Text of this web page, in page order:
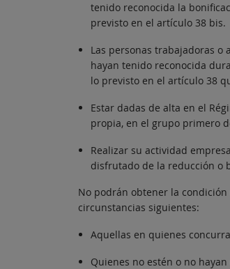
tenido reconocida la
previsto en el artículo 38 bis.
Las personas trabajadoras
hayan tenido reconocida
lo previsto en el artículo 38
Estar dadas de alta en el
propia, en el grupo primero
Realizar su actividad
disfrutado de la reducción o
No podrán obtener la
circunstancias siguientes:
Aquellas en quienes
Quienes no estén o no